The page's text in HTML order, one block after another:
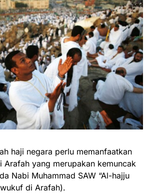
haji negara perlu memanfaatkan
Arafah yang merupakan kemuncak
Nabi Muhammad SAW “Al-hajju
di Arafah).